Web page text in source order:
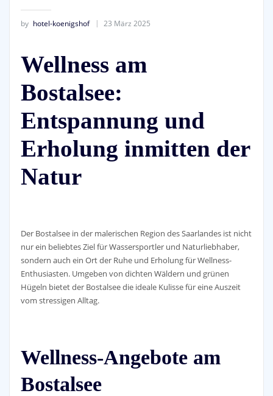
by hotel-koenigshof 23 März 2025
Wellness am
Bostalsee:
Entspannung und
Erholung inmitten der
Natur
Der Bostalsee in der malerischen Region des Saarlandes ist nicht
nur ein beliebtes Ziel für Wassersportler und Naturliebhaber,
sondern auch ein Ort der Ruhe und Erholung für Wellness-
Enthusiasten. Umgeben von dichten Wäldern und grünen
Hügeln bietet der Bostalsee die ideale Kulisse für eine Auszeit
vom stressigen Alltag.
Wellness-Angebote am
Bostalsee